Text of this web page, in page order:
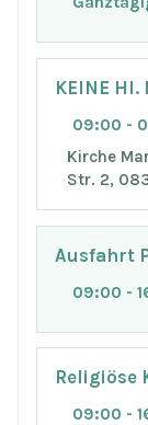
KEINE Hl.
09:00 -
Kirche
Str. 2,
Ausfahrt
09:00 -
Religiöse
09:00 -